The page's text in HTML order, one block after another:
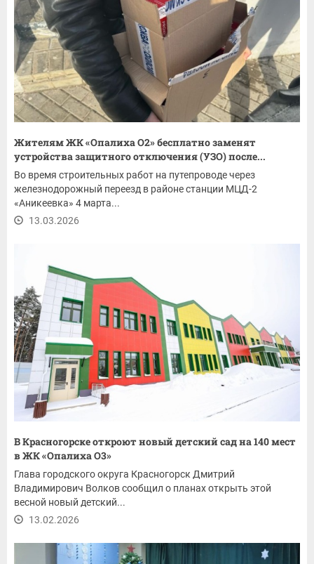
️Жителям ЖК «Опалиха О2» бесплатно заменят
устройства защитного отключения (УЗО) после...
Во время строительных работ на путепроводе через
железнодорожный переезд в районе станции МЦД-2
«Аникеевка» 4 марта...
13.03.2026
В Красногорске откроют новый детский сад на 140 мест
в ЖК «Опалиха О3»
Глава городского округа Красногорск Дмитрий
Владимирович Волков сообщил о планах открыть этой
весной новый детский...
13.02.2026